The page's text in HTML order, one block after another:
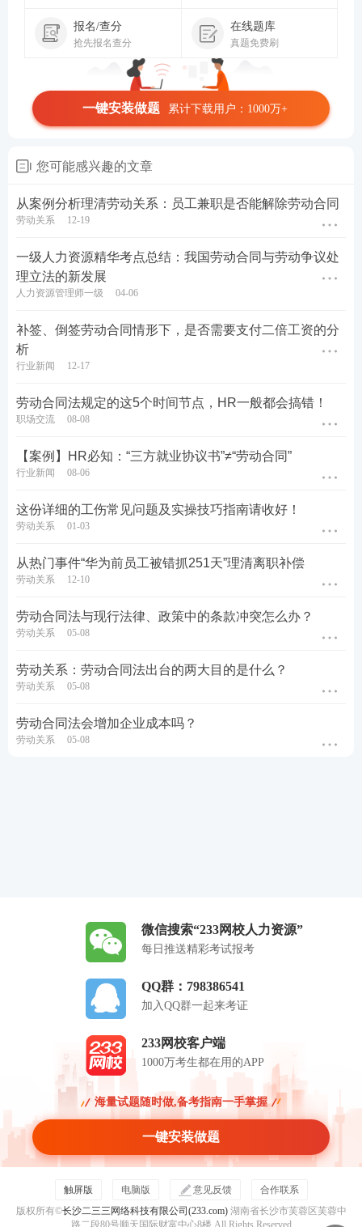
报名/查分
抢先报名查分
在线题库
真题免费刷
一键安装做题 累计下载用户：1000万+
您可能感兴趣的文章
从案例分析理清劳动关系：员工兼职是否能解除劳动合同
劳动关系 12-19
一级人力资源精华考点总结：我国劳动合同与劳动争议处
理立法的新发展
人力资源管理师一级 04-06
补签、倒签劳动合同情形下，是否需要支付二倍工资的分
析
行业新闻 12-17
劳动合同法规定的这5个时间节点，HR一般都会搞错！
职场交流 08-08
【案例】HR必知：“三方就业协议书”≠“劳动合同”
行业新闻 08-06
这份详细的工伤常见问题及实操技巧指南请收好！
劳动关系 01-03
从热门事件“华为前员工被错抓251天”理清离职补偿
劳动关系 12-10
劳动合同法与现行法律、政策中的条款冲突怎么办？
劳动关系 05-08
劳动关系：劳动合同法出台的两大目的是什么？
劳动关系 05-08
劳动合同法会增加企业成本吗？
劳动关系 05-08
微信搜索“233网校人力资源”
每日推送精彩考试报考
QQ群：798386541
加入QQ群一起来考证
233网校客户端
1000万考生都在用的APP
海量试题随时做,备考指南一手掌握
一键安装做题
触屏版 电脑版 意见反馈
合作联系
版权所有©长沙二三三网络科技有限公司(233.com)湖南省长沙市芙蓉区芙蓉中
路二段80号顺天国际财富中心8楼 All Rights Reserved